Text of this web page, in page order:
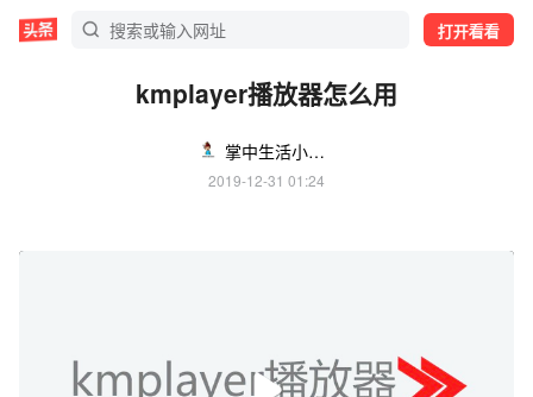
打开看看
kmplayer播放器怎么用
掌中生活小知识
2019-12-31 01:24